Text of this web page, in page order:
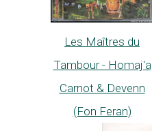
Les Maîtres du
Tambour - Homaj'a
Carnot & Devenn
(Fon Feran)